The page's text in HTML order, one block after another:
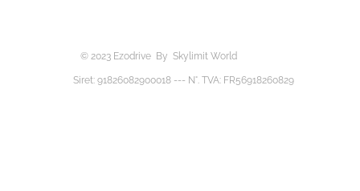
© 2023 Ezodrive By Skylimit World
Siret: 91826082900018 --- N°. TVA: FR56918260829